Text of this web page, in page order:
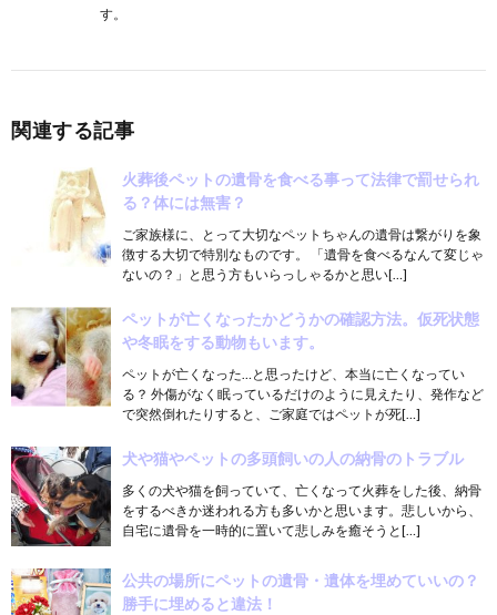
す。
関連する記事
火葬後ペットの遺骨を食べる事って法律で罰せられ
る？体には無害？
ご家族様に、とって大切なペットちゃんの遺骨は繋がりを象
徴する大切で特別なものです。 「遺骨を食べるなんて変じゃ
ないの？」と思う方もいらっしゃるかと思い[…]
ペットが亡くなったかどうかの確認方法。仮死状態
や冬眠をする動物もいます。
ペットが亡くなった…と思ったけど、本当に亡くなってい
る？ 外傷がなく眠っているだけのように見えたり、発作など
で突然倒れたりすると、ご家庭ではペットが死[…]
犬や猫やペットの多頭飼いの人の納骨のトラブル
多くの犬や猫を飼っていて、亡くなって火葬をした後、納骨
をするべきか迷われる方も多いかと思います。悲しいから、
自宅に遺骨を一時的に置いて悲しみを癒そうと[…]
公共の場所にペットの遺骨・遺体を埋めていいの？
勝手に埋めると違法！